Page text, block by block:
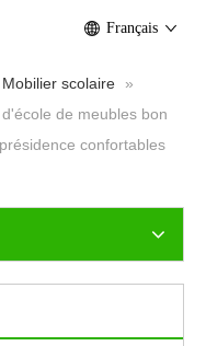
Français
Mobilier scolaire
»
de meubles bon
confortables
le faire